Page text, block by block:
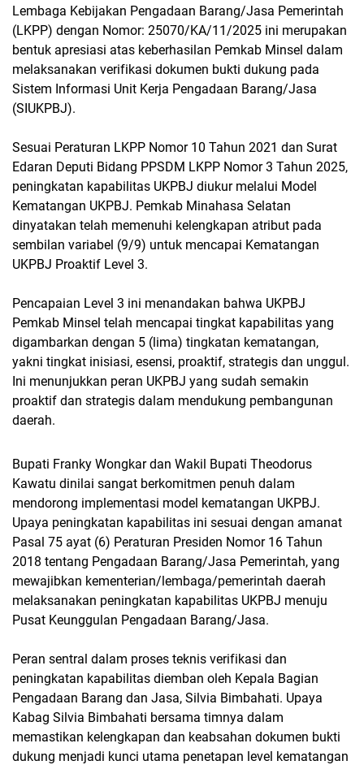
Lembaga Kebijakan Pengadaan Barang/Jasa Pemerintah
(LKPP) dengan Nomor: 25070/KA/11/2025 ini merupakan
bentuk apresiasi atas keberhasilan Pemkab Minsel dalam
melaksanakan verifikasi dokumen bukti dukung pada
Sistem Informasi Unit Kerja Pengadaan Barang/Jasa
(SIUKPBJ).
Sesuai Peraturan LKPP Nomor 10 Tahun 2021 dan Surat
Edaran Deputi Bidang PPSDM LKPP Nomor 3 Tahun 2025,
peningkatan kapabilitas UKPBJ diukur melalui Model
Kematangan UKPBJ. Pemkab Minahasa Selatan
dinyatakan telah memenuhi kelengkapan atribut pada
sembilan variabel (9/9) untuk mencapai Kematangan
UKPBJ Proaktif Level 3.
Pencapaian Level 3 ini menandakan bahwa UKPBJ
Pemkab Minsel telah mencapai tingkat kapabilitas yang
digambarkan dengan 5 (lima) tingkatan kematangan,
yakni tingkat inisiasi, esensi, proaktif, strategis dan unggul.
Ini menunjukkan peran UKPBJ yang sudah semakin
proaktif dan strategis dalam mendukung pembangunan
daerah.
Bupati Franky Wongkar dan Wakil Bupati Theodorus
Kawatu dinilai sangat berkomitmen penuh dalam
mendorong implementasi model kematangan UKPBJ.
Upaya peningkatan kapabilitas ini sesuai dengan amanat
Pasal 75 ayat (6) Peraturan Presiden Nomor 16 Tahun
2018 tentang Pengadaan Barang/Jasa Pemerintah, yang
mewajibkan kementerian/lembaga/pemerintah daerah
melaksanakan peningkatan kapabilitas UKPBJ menuju
Pusat Keunggulan Pengadaan Barang/Jasa.
Peran sentral dalam proses teknis verifikasi dan
peningkatan kapabilitas diemban oleh Kepala Bagian
Pengadaan Barang dan Jasa, Silvia Bimbahati. Upaya
Kabag Silvia Bimbahati bersama timnya dalam
memastikan kelengkapan dan keabsahan dokumen bukti
dukung menjadi kunci utama penetapan level kematangan